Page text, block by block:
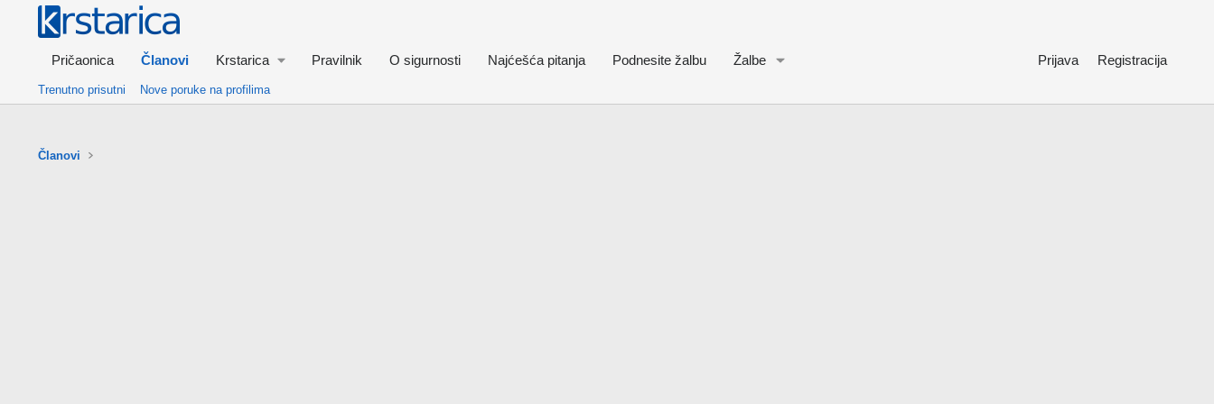
Pričaonica Članovi Krstarica Pravilnik O sigurnosti Najćešća pitanja Podnesite žalbu Žalbe Prijava Registracija
Trenutno prisutni Nove poruke na profilima
Članovi